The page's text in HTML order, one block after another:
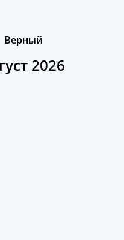
Верный
2026